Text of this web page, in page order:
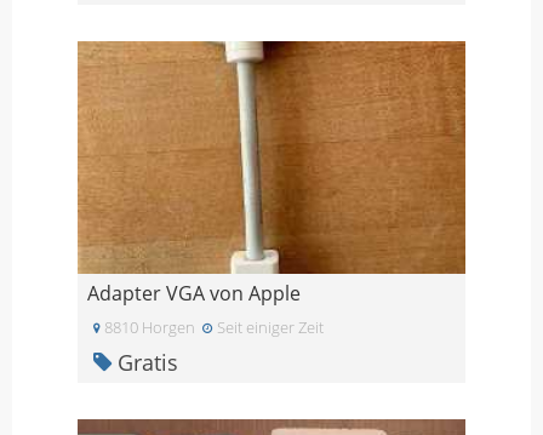
Adapter VGA von Apple
8810 Horgen Seit einiger Zeit
Gratis